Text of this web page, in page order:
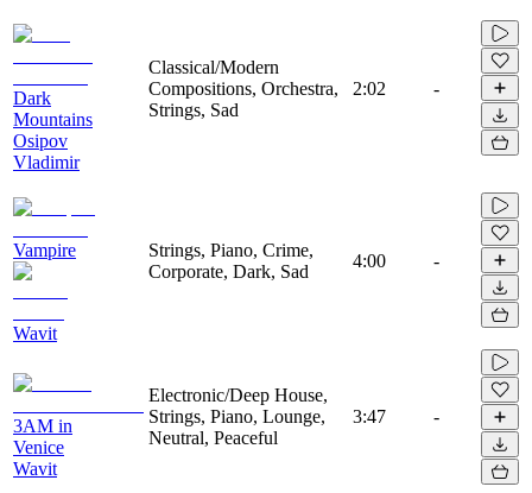
Dark
Mountains
Osipov
Vladimir
Classical/Modern
Compositions, Orchestra,
Strings, Sad
2:02 -
Vampire
Wavit
Strings, Piano, Crime,
Corporate, Dark, Sad
4:00 -
3AM in
Venice
Wavit
Electronic/Deep House,
Strings, Piano, Lounge,
Neutral, Peaceful
3:47 -